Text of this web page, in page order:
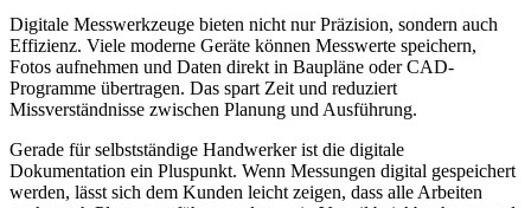
Digitale Messwerkzeuge bieten nicht nur Präzision, sondern auch
Effizienz. Viele moderne Geräte können Messwerte speichern,
Fotos aufnehmen und Daten direkt in Baupläne oder CAD-
Programme übertragen. Das spart Zeit und reduziert
Missverständnisse zwischen Planung und Ausführung.
Gerade für selbstständige Handwerker ist die digitale
Dokumentation ein Pluspunkt. Wenn Messungen digital gespeichert
werden, lässt sich dem Kunden leicht zeigen, dass alle Arbeiten